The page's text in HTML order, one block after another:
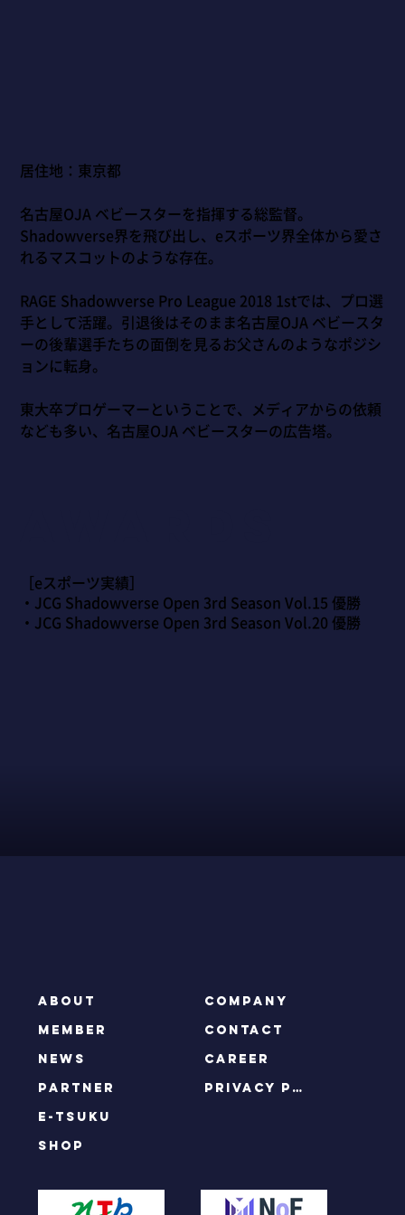
［eスポーツ実績］
・JCG Shadowverse Open 3rd Season Vol.15 優勝
・JCG Shadowverse Open 3rd Season Vol.20 優勝
居住地：東京都
名古屋OJA ベビースターを指揮する総監督。
Shadowverse界を飛び出し、eスポーツ界全体から愛さ
れるマスコットのような存在。
RAGE Shadowverse Pro League 2018 1stでは、プロ選
手として活躍。引退後はそのまま名古屋OJA ベビースタ
ーの後輩選手たちの面倒を見るお父さんのようなポジシ
ョンに転身。
東大卒プロゲーマーということで、メディアからの依頼
なども多い、名古屋OJA ベビースターの広告塔。
ABOUT
MEMBER
NEWS
PARTNER
e-tsuku
SHOP
COMPANY
CONTACT
CAREER
privacy policy